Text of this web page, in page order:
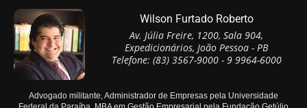
Wilson Furtado Roberto
Av. Júlia Freire, 1200, Sala 904,
Expedicionários, João Pessoa - PB
Telefone: (83) 3567-9000 - 9 9964-6000
Advogado militante, Administrador de Empresas pela Universidade